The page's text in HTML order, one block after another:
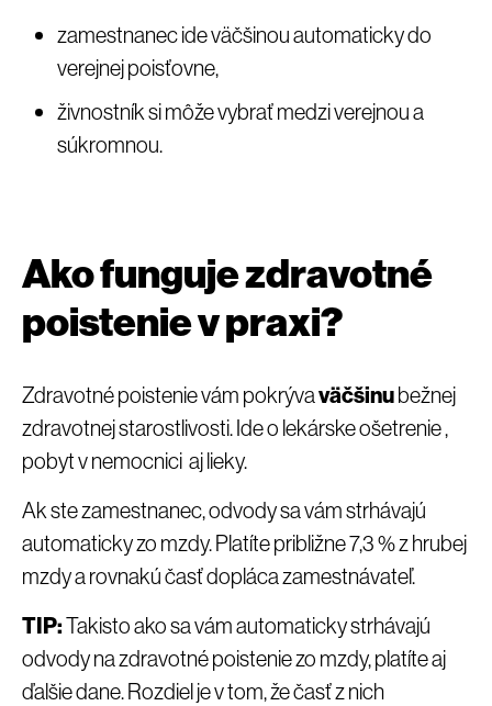
zamestnanec ide väčšinou automaticky do
verejnej poisťovne,
živnostník si môže vybrať medzi verejnou a
súkromnou.
Ako funguje zdravotné
poistenie v praxi?
Zdravotné poistenie vám pokrývaväčšinubežnej
zdravotnej starostlivosti. Ide o lekárske ošetrenie ,
pobyt v nemocnici aj lieky.
Ak ste zamestnanec, odvody sa vám strhávajú
automaticky zo mzdy. Platíte približne 7,3 % z hrubej
mzdy a rovnakú časť dopláca zamestnávateľ.
TIP:Takisto ako sa vám automaticky strhávajú
odvody na zdravotné poistenie zo mzdy, platíte aj
ďalšie dane. Rozdiel je v tom, že časť z nich